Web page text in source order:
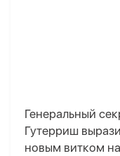
Генеральный
Гутерриш
новым витком